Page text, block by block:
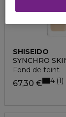
SHISEIDO
SYNCHRO
Fond de teint
67,30 € 4 1